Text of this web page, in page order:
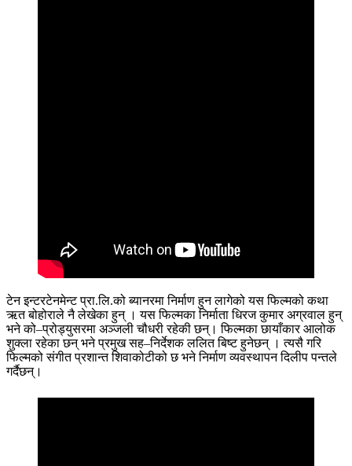
टेन इन्टरटेनमेन्ट प्रा.लि.को ब्यानरमा निर्माण हुन लागेको यस फिल्मको कथा
ऋत बोहोराले नै लेखेका हुन् । यस फिल्मका निर्माता धिरज कुमार अग्रवाल हुन्
भने को–प्रोड्युसरमा अञ्जली चौधरी रहेकी छन्। फिल्मका छायाँकार आलोक
शुक्ला रहेका छन् भने प्रमुख सह–निर्देशक ललित बिष्ट हुनेछन् । त्यसै गरि
फिल्मको संगीत प्रशान्त शिवाकोटीको छ भने निर्माण व्यवस्थापन दिलीप पन्तले
गर्दैछन्।